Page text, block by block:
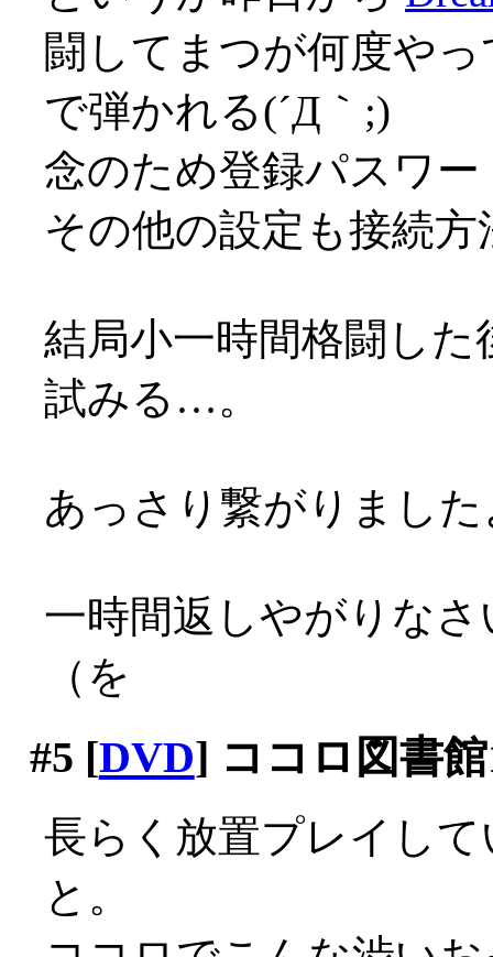
闘してまつが何度や
で弾かれる(´Д｀;)
念のため登録パスワ
その他の設定も接続
結局小一時間格闘し
試みる…。
あっさり繋がりました
一時間返しやがりな
（を
#5 [DVD] ココロ図書館
長らく放置プレイし
と。